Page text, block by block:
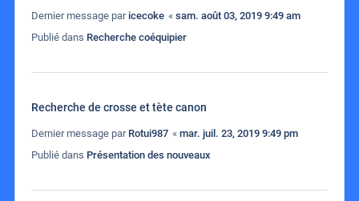
Dernier message paricecoke « sam. août 03, 2019 9:49 am
Publié dans Recherche coéquipier
Recherche de crosse et tète canon
Dernier message par Rotui987 « mar. juil. 23, 2019 9:49 pm
Publié dans Présentation des nouveaux